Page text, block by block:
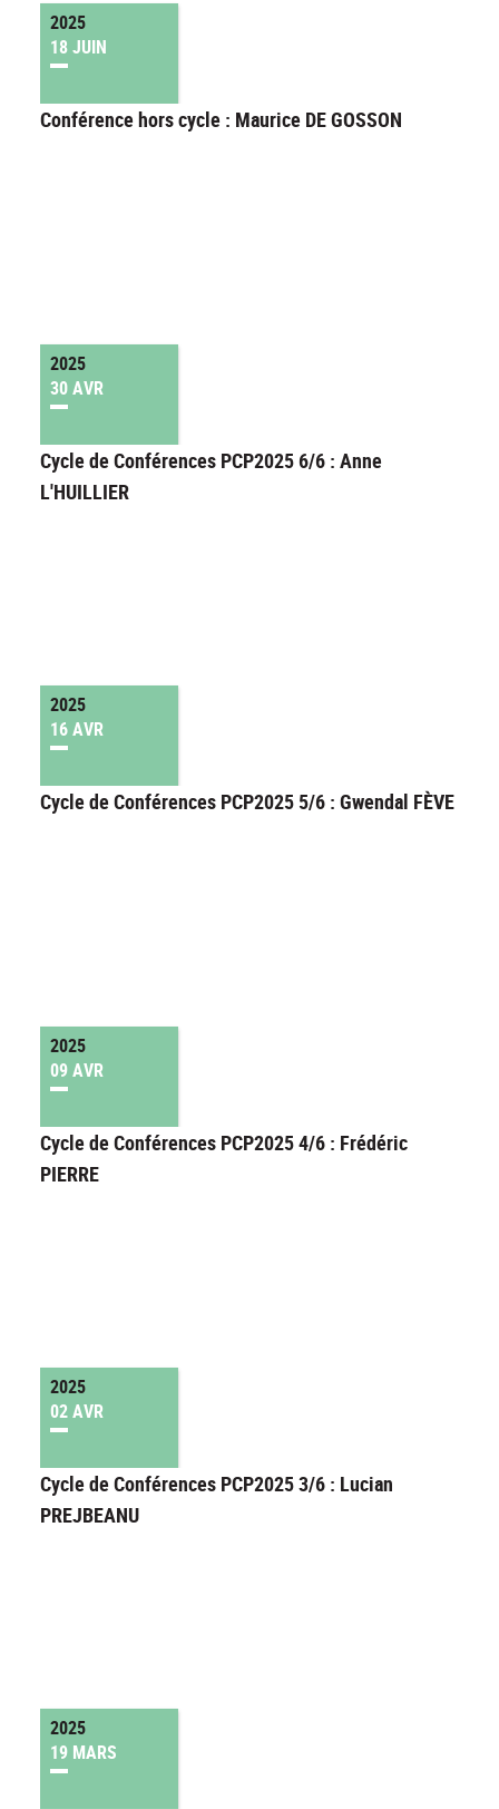
2025
18 JUIN
Conférence hors cycle : Maurice DE GOSSON
2025
30 AVR
Cycle de Conférences PCP2025 6/6 : Anne
L'HUILLIER
2025
16 AVR
Cycle de Conférences PCP2025 5/6 : Gwendal FÈVE
2025
09 AVR
Cycle de Conférences PCP2025 4/6 : Frédéric
PIERRE
2025
02 AVR
Cycle de Conférences PCP2025 3/6 : Lucian
PREJBEANU
2025
19 MARS